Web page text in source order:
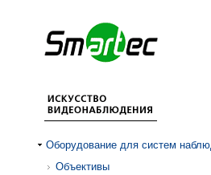
Оборудование для систем
Объективы